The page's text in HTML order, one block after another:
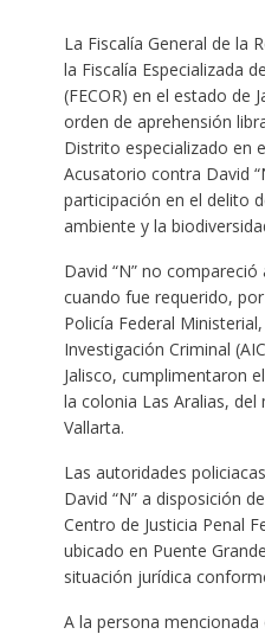
La Fiscalía General de la
la Fiscalía Especializada
(FECOR) en el estado de
orden de aprehensión
Distrito especializado en
Acusatorio contra David
participación en el delito
ambiente y la
David “N” no
cuando fue requerido,
Policía Federal
Investigación Criminal
Jalisco, cumplimentaron
la colonia Las Aralias,
Vallarta.
Las autoridades
David “N” a disposición
Centro de Justicia Penal
ubicado en Puente
situación jurídica
A la persona